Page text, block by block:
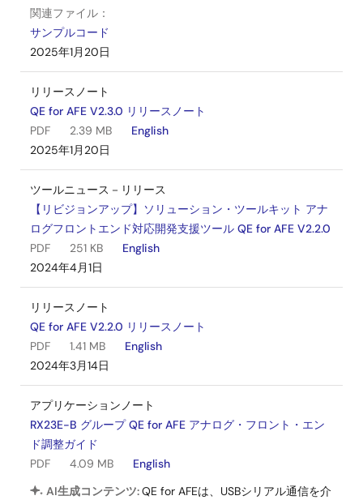
関連ファイル：
サンプルコード
2025年1月20日
リリースノート
QE for AFE V2.3.0 リリースノート
PDF
2.39 MB
English
2025年1月20日
ツールニュース－リリース
【リビジョンアップ】ソリューション・ツールキット アナ
ログフロントエンド対応開発支援ツール QE for AFE V2.2.0
PDF
251 KB
English
2024年4月1日
リリースノート
QE for AFE V2.2.0 リリースノート
PDF
1.41 MB
English
2024年3月14日
アプリケーションノート
RX23E-B グループ QE for AFE アナログ・フロント・エン
ド調整ガイド
PDF
4.09 MB
English
AI生成コンテンツ:QE for AFEは、USBシリアル通信を介